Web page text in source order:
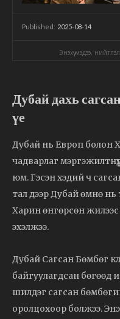
Published: 2025-08-14
Энэхүү мэдээ,
Дубай дахь
үе
Дубай нь Европ болон
чадварлаг
юм. Гэсэн хэдий ч
тал дээр Дубай өмнө
Харин өнгөрсөн жилээс
эхэлжээ.
Дубай Сагсан Бөмбөг
байгуулагдсан бөгөөд
шилдэг сагсан
оролцохоор болжээ.